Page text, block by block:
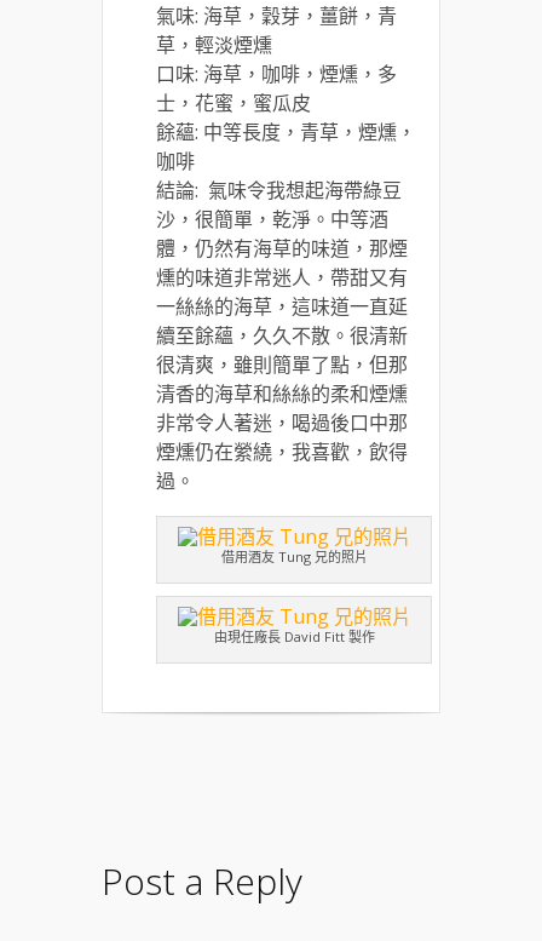
氣味: 海草，穀芽，薑餅，青
草，輕淡煙燻
口味: 海草，咖啡，煙燻，多
士，花蜜，蜜瓜皮
餘蘊: 中等長度，青草，煙燻，
咖啡
結論: 氣味令我想起海帶綠豆
沙，很簡單，乾淨。中等酒
體，仍然有海草的味道，那煙
燻的味道非常迷人，帶甜又有
一絲絲的海草，這味道一直延
續至餘蘊，久久不散。很清新
很清爽，雖則簡單了點，但那
清香的海草和絲絲的柔和煙燻
非常令人著迷，喝過後口中那
煙燻仍在縈繞，我喜歡，飲得
過。
借用酒友 Tung 兄的照片
由現任廠長 David Fitt 製作
Post a Reply